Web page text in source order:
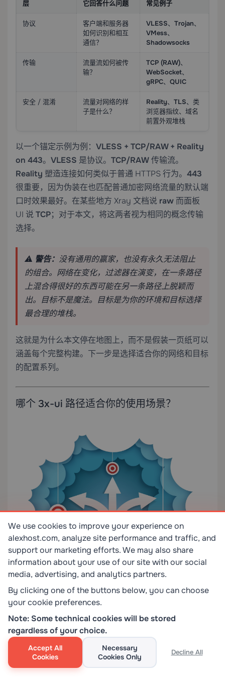
层 它回答什么问题 常见例子
协议
客户端和服务器
如何识别和相互
通信？
VLESS、 Trojan、
VMess、
Shadowsocks
传输
流量流如何被传
输？
TCP (RAW)、
WebSocket、
gRPC、 QUIC
安全 / 混淆
流量对网络的样
子是什么？
Reality、 TLS、类
浏览器指纹、域名
前置外观堆栈
以一个锚定示例为例： VLESS + TCP/RAW + Reality
on 443。 VLESS 是协议。 TCP/RAW传输流。
Reality 塑造连接如何类似于普通 HTTPS 行为。 443
很重要，因为伪装在也匹配普通加密网络流量的默认端
口时效果最好。在某些地方 Xray 文档说 raw 而面板
UI 说 TCP；对于本文，将这两者视为相同的概念传输
选择。
⚠️ 警告： 没有通用的赢家，也没有永久无法阻止
的组合。网络在变化，过滤器在演变，在一条路径
上混合得很好的东西可能在另一条路径上脱颖而
出。目标不是魔法。目标是为你的环境和目标选择
最合理的堆栈。
这就是为什么本文停在地图上，而不是假装一页纸可以
涵盖每个完整构建。下一步是选择适合你的网络和目标
的配置系列。
哪个 3x-ui 路径适合你的使用场景？
如果你想要最清晰的默认答案，这里是：
DPI 严重的环境，从 VLESS + Reality 开始。它清晰地
分离协议和隐蔽性，在 443 端口上运行良好，不强制
We use cookies to improve your experience on
alexhost.com, analyze site performance and traffic, and
support our marketing efforts. We may also share
information about your use of our site with our social
media, advertising, and analytics partners.
By clicking one of the buttons below, you can choose
your cookie preferences.
Note: Some technical cookies will be stored
regardless of your choice.
Accept All
Cookies
Necessary
Cookies Only
Decline All